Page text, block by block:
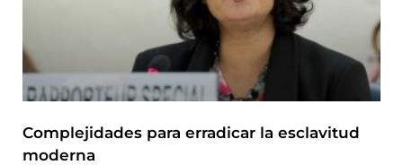
Complejidades para erradicar la esclavitud
moderna